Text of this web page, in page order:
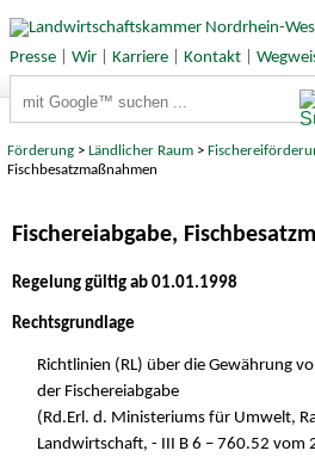
Presse| Wir| Karriere| Kontakt|
Förderung >Ländlicher Raum >
Fischbesatzmaßnahmen
Fischereiabgabe,
Regelung gültig ab 01.01.1998
Rechtsgrundlage
Richtlinien (RL) über die Gewährung
der Fischereiabgabe
(Rd.Erl. d. Ministeriums für Umwelt,
Landwirtschaft, - III B 6 – 760.52 vom